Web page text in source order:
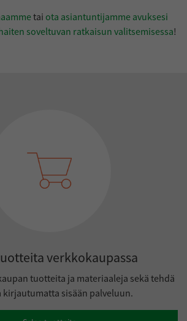
tai ota asiantuntijamme avuksesi
soveltuvan ratkaisun valitsemisessa!
verkkokaupassa
tuotteita ja materiaaleja sekä tehdä
kirjautumatta sisään palveluun.